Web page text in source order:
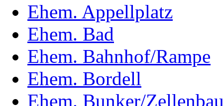
Ehem. Appellplatz
Ehem. Bad
Ehem. Bahnhof/Rampe
Ehem. Bordell
Ehem. Bunker/